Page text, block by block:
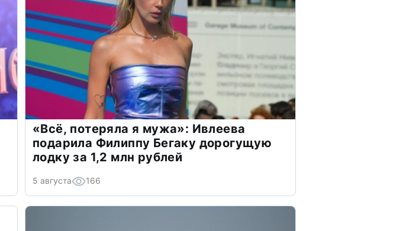
«Всё, потеряла я мужа»: Ивлеева
подарила Филиппу Бегаку дорогущую
лодку за 1,2 млн рублей
5 августа 166